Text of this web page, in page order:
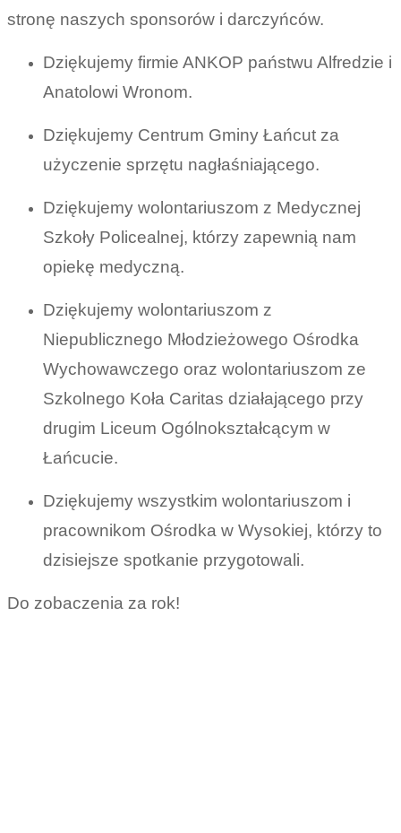
stronę naszych sponsorów i darczyńców.
Dziękujemy firmie ANKOP państwu Alfredzie i
Anatolowi Wronom.
Dziękujemy Centrum Gminy Łańcut za
użyczenie sprzętu nagłaśniającego.
Dziękujemy wolontariuszom z Medycznej
Szkoły Policealnej, którzy zapewnią nam
opiekę medyczną.
Dziękujemy wolontariuszom z
Niepublicznego Młodzieżowego Ośrodka
Wychowawczego oraz wolontariuszom ze
Szkolnego Koła Caritas działającego przy
drugim Liceum Ogólnokształcącym w
Łańcucie.
Dziękujemy wszystkim wolontariuszom i
pracownikom Ośrodka w Wysokiej, którzy to
dzisiejsze spotkanie przygotowali.
Do zobaczenia za rok!